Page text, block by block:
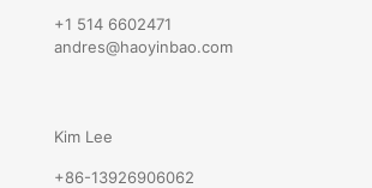
+1 514 6602471
andres@haoyinbao.com
Kim Lee
+86-13926906062